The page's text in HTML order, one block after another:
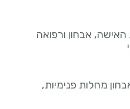
אבחון ורפואה
מחלות פנימיות,